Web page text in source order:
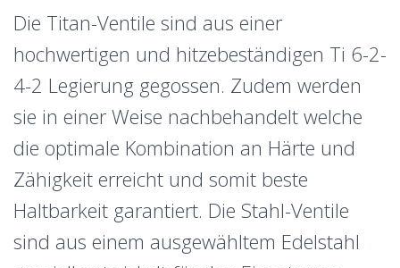
Die Titan-Ventile sind aus einer
hochwertigen und hitzebeständigen Ti 6-2-
4-2 Legierung gegossen. Zudem werden
sie in einer Weise nachbehandelt welche
die optimale Kombination an Härte und
Zähigkeit erreicht und somit beste
Haltbarkeit garantiert. Die Stahl-Ventile
sind aus einem ausgewähltem Edelstahl